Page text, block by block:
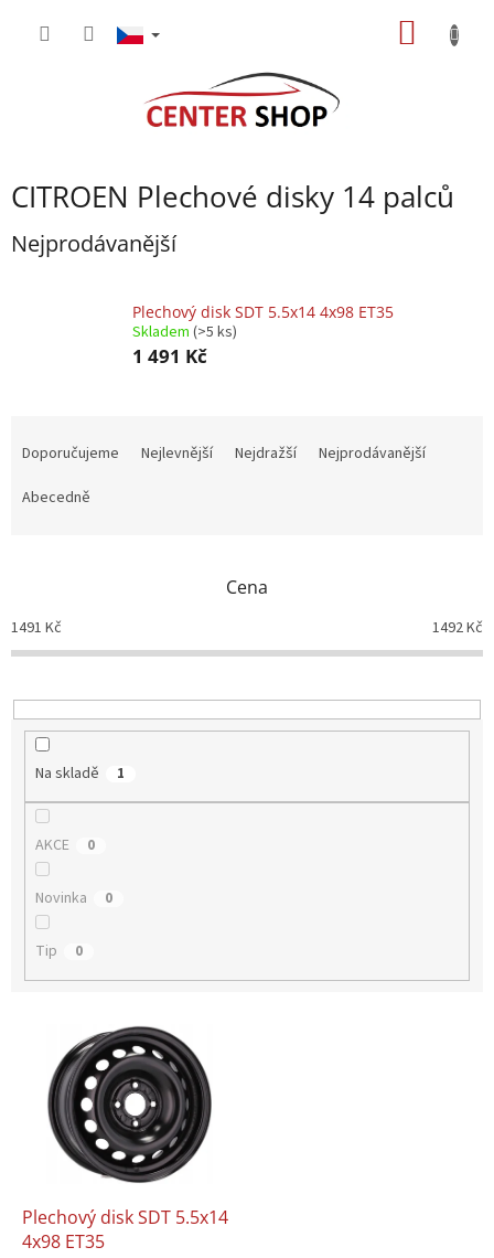
CITROEN Plechové disky 14 palců
Nejprodávanější
Plechový disk SDT 5.5x14 4x98 ET35
Skladem (>5 ks)
1 491 Kč
o
d
k
t
Doporučujeme Nejlevnější Nejdražší
Nejprodávanější
Abecedně
Cena
1491 Kč 1492Kč
Na skladě 1
AKCE 0
Novinka 0
Tip 0
u
Plechový disk SDT 5.5x14
4x98 ET35